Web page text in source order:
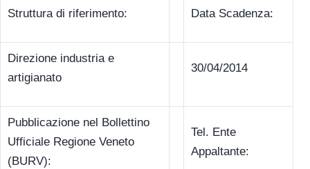
Struttura di riferimento: Data Scadenza:
Direzione industria e
artigianato
30/04/2014
Pubblicazione nel Bollettino
Ufficiale Regione Veneto
(BURV):
Tel. Ente
Appaltante: